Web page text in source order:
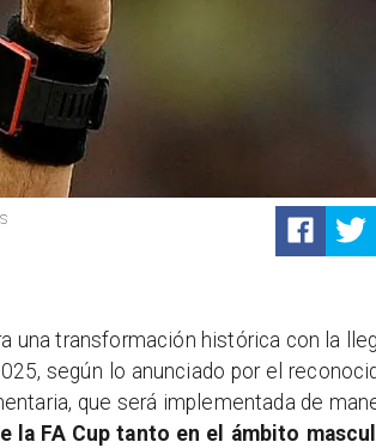
una transformación histórica con la
según lo anunciado por el
que será implementada de
la FA Cup tanto en el ámbito